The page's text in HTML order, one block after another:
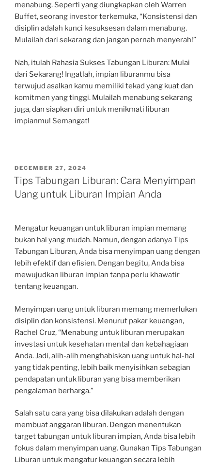
menabung. Seperti yang diungkapkan oleh Warren
Buffet, seorang investor terkemuka, “Konsistensi dan
disiplin adalah kunci kesuksesan dalam menabung.
Mulailah dari sekarang dan jangan pernah menyerah!”
Nah, itulah Rahasia Sukses Tabungan Liburan: Mulai
dari Sekarang! Ingatlah, impian liburanmu bisa
terwujud asalkan kamu memiliki tekad yang kuat dan
komitmen yang tinggi. Mulailah menabung sekarang
juga, dan siapkan diri untuk menikmati liburan
impianmu! Semangat!
POSTED
ON
DECEMBER 27, 2024
Tips Tabungan Liburan: Cara Menyimpan
Uang untuk Liburan Impian Anda
Mengatur keuangan untuk liburan impian memang
bukan hal yang mudah. Namun, dengan adanya Tips
Tabungan Liburan, Anda bisa menyimpan uang dengan
lebih efektif dan efisien. Dengan begitu, Anda bisa
mewujudkan liburan impian tanpa perlu khawatir
tentang keuangan.
Menyimpan uang untuk liburan memang memerlukan
disiplin dan konsistensi. Menurut pakar keuangan,
Rachel Cruz, “Menabung untuk liburan merupakan
investasi untuk kesehatan mental dan kebahagiaan
Anda. Jadi, alih-alih menghabiskan uang untuk hal-hal
yang tidak penting, lebih baik menyisihkan sebagian
pendapatan untuk liburan yang bisa memberikan
pengalaman berharga.”
Salah satu cara yang bisa dilakukan adalah dengan
membuat anggaran liburan. Dengan menentukan
target tabungan untuk liburan impian, Anda bisa lebih
fokus dalam menyimpan uang. Gunakan Tips Tabungan
Liburan untuk mengatur keuangan secara lebih